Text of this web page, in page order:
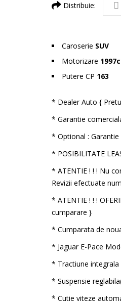
Distribuie:
Caroserie SUV
Motorizare
Putere CP 163
* Dealer Auto {
* Garantie
* Optional :
* POSIBILITATE
* ATENTIE ! ! ! Nu
Revizii efectuate
* ATENTIE ! ! !
cumparare }
* Cumparata de
* Jaguar E-Pace
* Tractiune integrala
* Suspensie
* Cutie viteze